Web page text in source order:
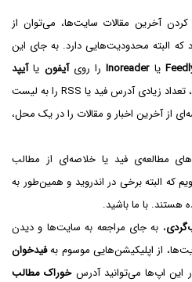
کردن آخرین مقالات سایت‌ها، می‌توان از
که البته محدودیت‌هایی دارد. به جای این
یاInoreaderرا رویآیفون یاآیپد
نصب کنید و با حساب کاربری رایگان، تعداد زیادی آدرس فید یا RSS را به لیست
از آخرین اخبار و مقالات را در یک محل،
مطالعه‌ی فید یا خلاصه‌ای از مطالب
که البته برخی در اندروید و همین‌طور به
هستند. با ما باشید.
، به جای مراجعه به سایت‌ها و دیدن
از اپلیکیشن‌هایی موسوم بهفیدخوان
این اپ‌ها می‌توانید آدرسخوراک مطالب